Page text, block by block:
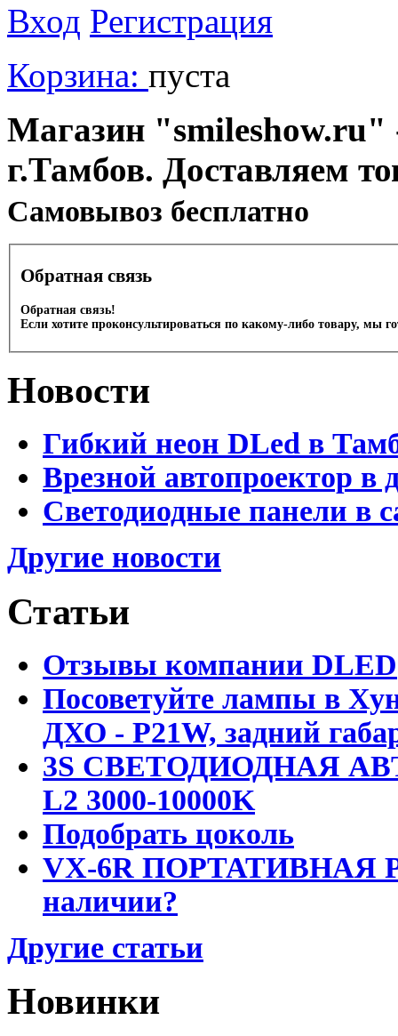
Вход Регистрация
Корзина: пуста
Магазин "smileshow.ru"
г.Тамбов. Доставляем
Cамовывоз бесплатно
Обратная связь
Обратная связь!
Если хотите проконсультироваться по какому-либо товару, мы
Новости
Гибкий неон DLed в
Врезной автопроектор в
Светодиодные панели в
Другие новости
Статьи
Отзывы компании DLED
Посоветуйте лампы в
ДХО - P21W, задний
3S СВЕТОДИОДНАЯ
L2 3000-10000K
Подобрать цоколь
VX-6R ПОРТАТИВНАЯ
наличии?
Другие статьи
Новинки